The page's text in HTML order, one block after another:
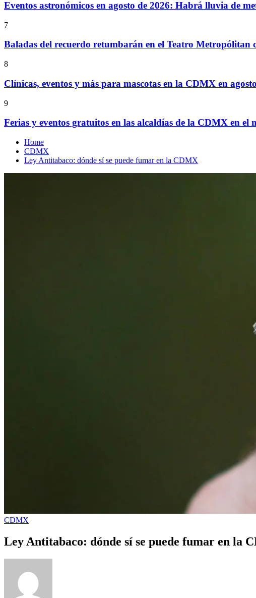
Eventos astronómicos en agosto de 2026: Habrá lluvia de
7
Baladas del recuerdo retumbarán en el Teatro
8
Clínicas, eventos y más para mascotas en la CDMX en
9
Ferias y eventos gratuitos en las alcaldías de la CDMX en el
Home
CDMX
Ley Antitabaco: dónde sí se puede fumar en la CDMX
CDMX
Ley Antitabaco: dónde sí se puede fumar en la